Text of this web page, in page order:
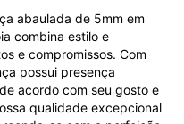
abaulada de 5mm em
combina estilo e
e compromissos. Com
possui presença
acordo com seu gosto e
qualidade excepcional